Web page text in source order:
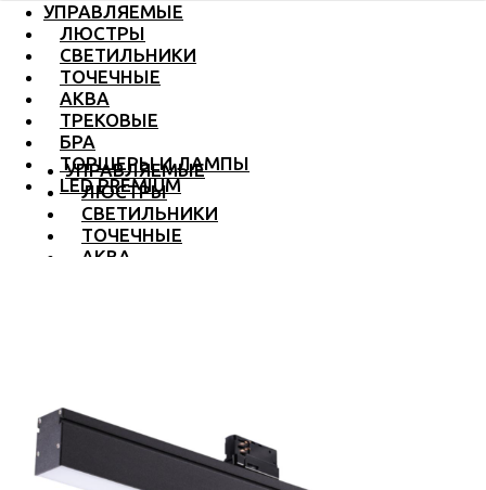
УПРАВЛЯЕМЫЕ
ЛЮСТРЫ
СВЕТИЛЬНИКИ
ТОЧЕЧНЫЕ
АКВА
ТРЕКОВЫЕ
БРА
ТОРШЕРЫ И ЛАМПЫ
LED PREMIUM
УПРАВЛЯЕМЫЕ
ЛЮСТРЫ
СВЕТИЛЬНИКИ
ТОЧЕЧНЫЕ
АКВА